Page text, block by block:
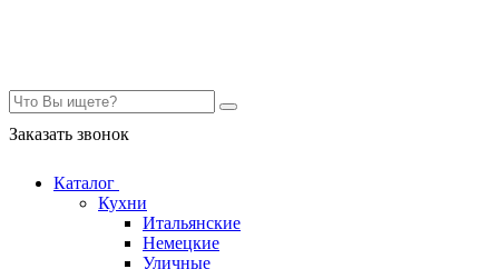
Заказать звонок
Каталог
Кухни
Итальянские
Немецкие
Уличные